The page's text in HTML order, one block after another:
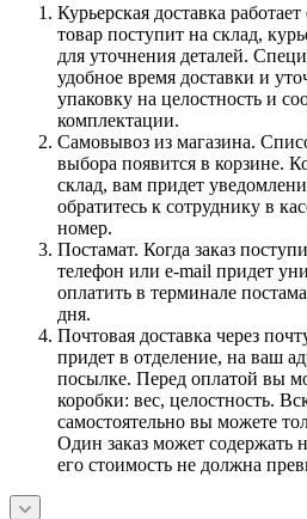
Курьерская доставка
товар поступит на склад,
для уточнения деталей.
удобное время доставки и
упаковку на целостность и
комплектации.
Самовывоз из магазина.
выбора появится в корзине.
склад, вам придет
обратитесь к сотруднику в
номер.
Постамат. Когда заказ
телефон или e-mail придет
оплатить в терминале
дня.
Почтовая доставка через
придет в отделение, на ваш
посылке. Перед оплатой вы
коробки: вес, целостность.
самостоятельно вы можете
Один заказ может содержать
его стоимость не должна